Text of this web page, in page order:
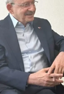
OTOPARK